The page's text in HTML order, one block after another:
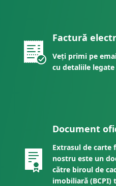
Factură
Veți primi pe
cu detaliile
Document
Extrasul de
nostru este un
către biroul de
imobiliară (BCPI)